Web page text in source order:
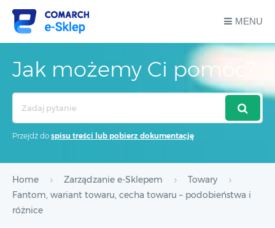
MENU
Jak możemy Ci pomóc?
Przejdź do spisu treści lub pobierz dokumentację
Home Zarządzanie e-Sklepem
Towary
Fantom, wariant towaru, cecha towaru – podobieństwa i
różnice